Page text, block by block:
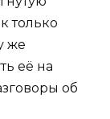
только
же
её на
об